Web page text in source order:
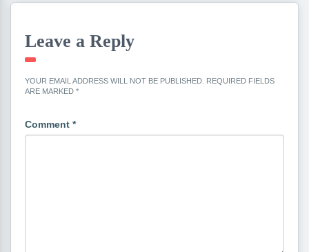
Leave a Reply
YOUR EMAIL ADDRESS WILL NOT BE PUBLISHED. REQUIRED FIELDS
ARE MARKED *
Comment *